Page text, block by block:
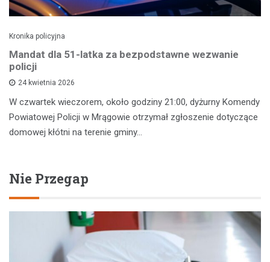
Kronika policyjna
Mandat dla 51-latka za bezpodstawne wezwanie
policji
24 kwietnia 2026
W czwartek wieczorem, około godziny 21:00, dyżurny Komendy
Powiatowej Policji w Mrągowie otrzymał zgłoszenie dotyczące
domowej kłótni na terenie gminy…
Nie Przegap